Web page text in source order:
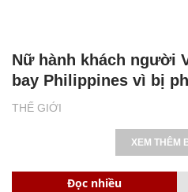
THẾ GIỚI
Nữ hành khách người
bay Philippines vì bị
XEM THÊM
Đọc nhiều